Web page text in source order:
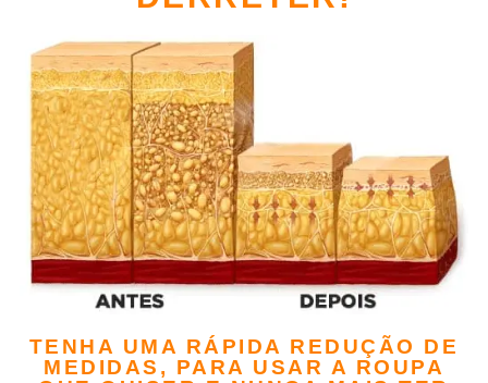
TENHA UMA RÁPIDA REDUÇÃO DE
MEDIDAS, PARA USAR A ROUPA